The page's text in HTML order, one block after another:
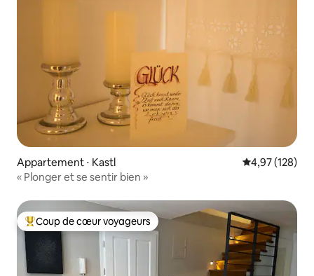
Appartement ⋅ Kastl Évaluation
4,97 (128)
« Plonger et se sentir bien »
Coups de cœur voyageurs les plus appréciés
Coup de cœur voyageurs